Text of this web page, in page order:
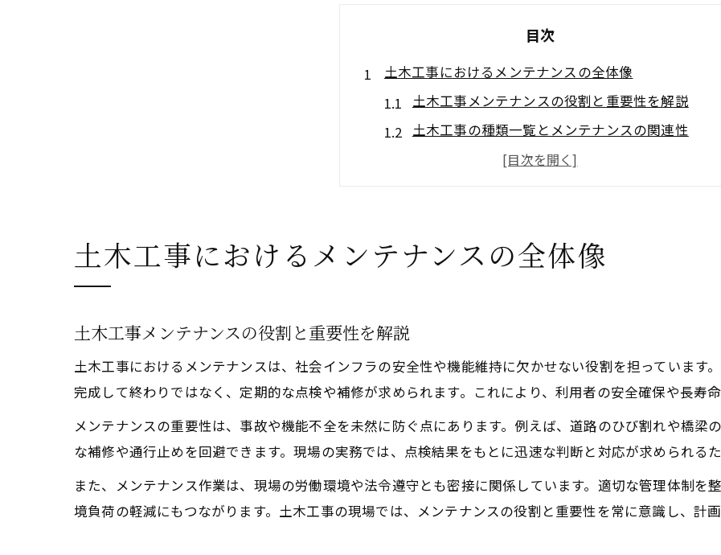
目次
土木工事におけるメンテナンスの全体像
土木工事メンテナンスの役割と重要性を解説
土木工事の種類一覧とメンテナンスの関連性
建設工事とメンテナンスの違いを現場視点で整理
実務経験を積むための土木工事管理術
土木工事の実務経験に直結する管理術のポイント
付帯工事や点検に活かせる土木工事実務の知識
土木工事管理で注意したい労働環境と休日事情
メンテナンス工事の基本と対象範囲を解説
土木工事メンテナンス工事の定義と特徴を知る
建設工事と該当しない工事の違いを整理
土木工事メンテナンスで必要な点検内容とは
土木工事におけるメンテナンスの全体像
土木工事メンテナンスの役割と重要性を解説
土木工事におけるメンテナンスは、社会インフラの安全性や機能維持に欠かせない役割を担っています
完成して終わりではなく、定期的な点検や補修が求められます。これにより、利用者の安全確保や長寿
メンテナンスの重要性は、事故や機能不全を未然に防ぐ点にあります。例えば、道路のひび割れや橋梁
な補修や通行止めを回避できます。現場の実務では、点検結果をもとに迅速な判断と対応が求められる
また、メンテナンス作業は、現場の労働環境や法令遵守とも密接に関係しています。適切な管理体制を
境負荷の軽減にもつながります。土木工事の現場では、メンテナンスの役割と重要性を常に意識し、計